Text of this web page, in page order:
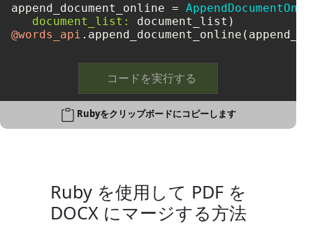
append_document_online =
document_list:
@words_api
コードを実行する
Rubyをクリップボードにコピーします
Ruby を使用して PDF を
DOCX にマージする方法